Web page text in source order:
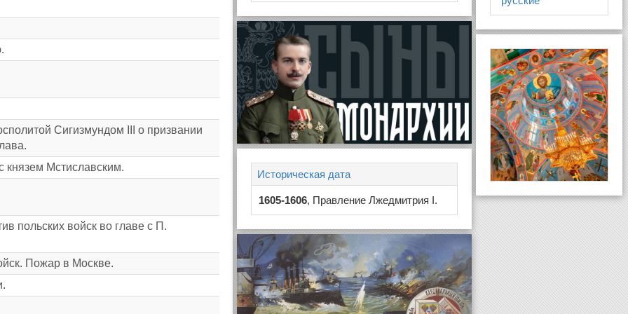
Сигизмундом III о призвании
Мстиславским.
польских войск во главе с П.
Пожар в Москве.
Историческая дата
1605-1606, Правление Лжедмитрия I.